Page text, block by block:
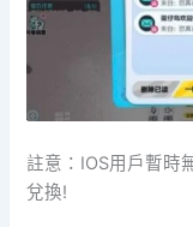
註意：IOS用戶暫時
兌換!